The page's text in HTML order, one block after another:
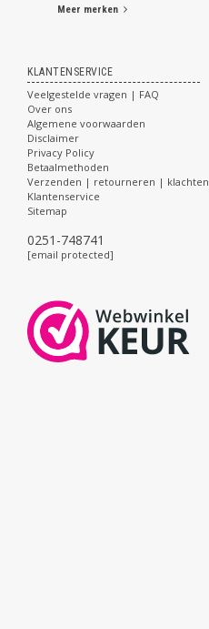
Meer merken
KLANTENSERVICE
Veelgestelde vragen | FAQ
Over ons
Algemene voorwaarden
Disclaimer
Privacy Policy
Betaalmethoden
Verzenden | retourneren | klachten
Klantenservice
Sitemap
0251-748741
[email protected]